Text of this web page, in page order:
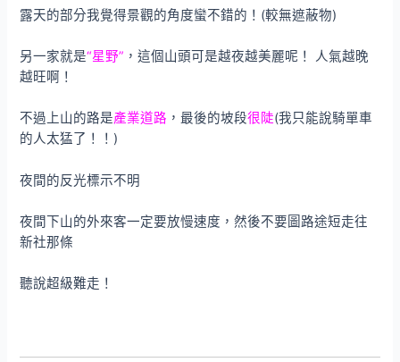
露天的部分我覺得景觀的角度蠻不錯的！(較無遮蔽物)
另一家就是“星野” ，這個山頭可是越夜越美麗呢！ 人氣越晚
越旺啊！
不過上山的路是產業道路 ，最後的坡段很陡(我只能說騎單車
的人太猛了！！)
夜間的反光標示不明
夜間下山的外來客一定要放慢速度，然後不要圖路途短走往
新社那條
聽說超級難走！